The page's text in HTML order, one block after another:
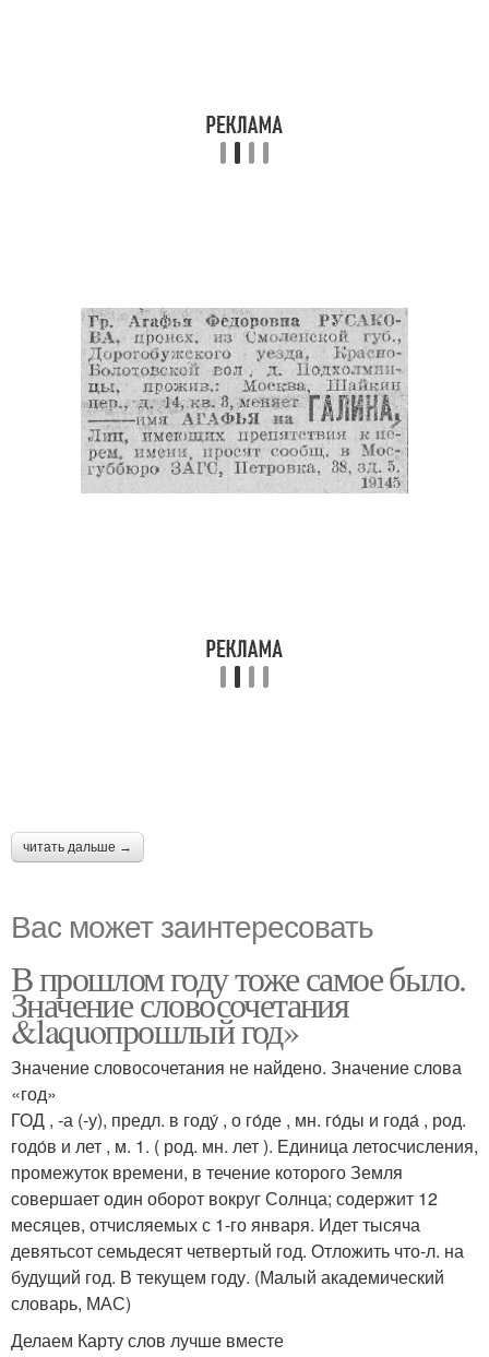
читать дальше →
Вас может заинтересовать
В прошлом году тоже самое было.
Значение словосочетания
&laquoпрошлый год»
Значение словосочетания не найдено. Значение слова
«год»
ГОД , -а (-у), предл. в году́ , о го́де , мн. го́ды и года́ , род.
годо́в и лет , м. 1. ( род. мн. лет ). Единица летосчисления,
промежуток времени, в течение которого Земля
совершает один оборот вокруг Солнца; содержит 12
месяцев, отчисляемых с 1-го января. Идет тысяча
девятьсот семьдесят четвертый год. Отложить что-л. на
будущий год. В текущем году. (Малый академический
словарь, МАС)
Делаем Карту слов лучше вместе